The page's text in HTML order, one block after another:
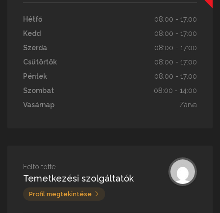
Hétfő
08:00 - 17:00
Kedd
08:00 - 17:00
Szerda
08:00 - 17:00
Csütörtök
08:00 - 17:00
Péntek
08:00 - 17:00
Szombat
08:00 - 14:00
Vasárnap
Zárva
Feltöltötte
Temetkezési szolgáltatók
Profil megtekintése